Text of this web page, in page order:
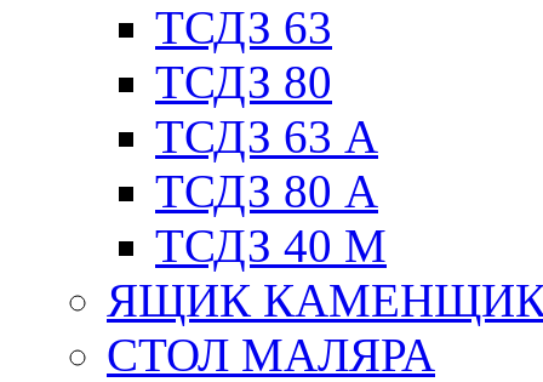
ТСДЗ 63
ТСДЗ 80
ТСДЗ 63 А
ТСДЗ 80 А
ТСДЗ 40 М
ЯЩИК
СТОЛ МАЛЯРА